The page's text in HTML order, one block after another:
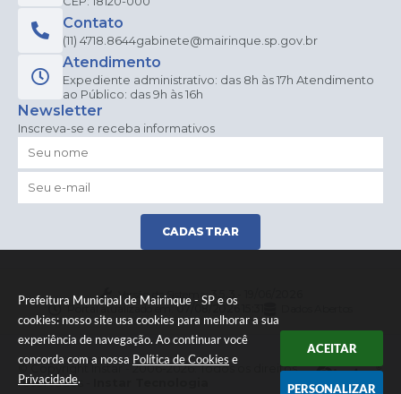
Prefeitura Municipal de Mairinque - SP e os
cookies: nosso site usa cookies para melhorar a sua
experiência de navegação. Ao continuar você
concorda com a nossa Política de Cookies e
Privacidade.
ACEITAR
PERSONALIZAR
Contato
(11) 4718.8644gabinete@mairinque.sp.gov.br
Atendimento
Expediente administrativo: das 8h às 17h Atendimento
ao Público: das 9h às 16h
Newsletter
Inscreva-se e receba informativos
CADASTRAR
Versão do Sistema:3.5.3 - 19/06/2026
Portal atualizado em:07/08/2026 15:31
© Copyright Instar - 2006-2026. Todos os direitos
reservados -